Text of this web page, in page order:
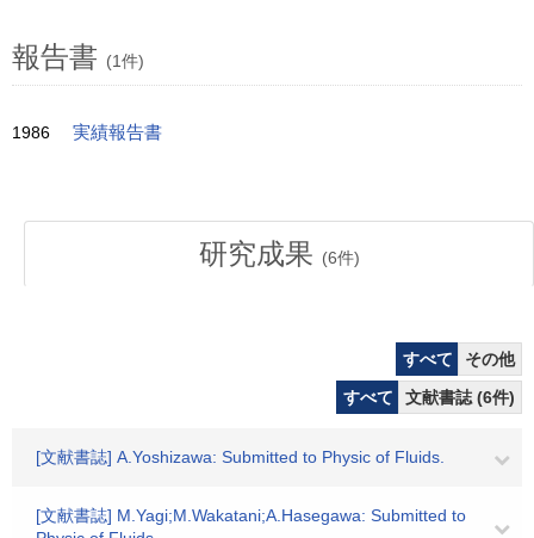
報告書 (1件)
1986 実績報告書
研究成果 (6件)
すべて
その他
すべて
文献書誌 (6件)
[文献書誌] A.Yoshizawa: Submitted to Physic of Fluids.
[文献書誌] M.Yagi;M.Wakatani;A.Hasegawa: Submitted to